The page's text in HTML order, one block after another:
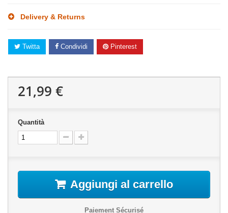
Delivery & Returns
Twitta Condividi Pinterest
21,99 €
Quantità
Aggiungi al carrello
Paiement Sécurisé